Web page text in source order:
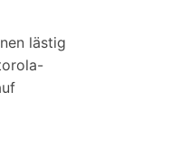
Standort
oder
lästig